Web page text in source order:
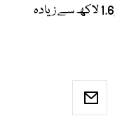
یاد رہے کہ بیلی ہچنزکے ٹک ٹاک اکاؤنٹ پر 1.6 لاکھ سے زیادہ